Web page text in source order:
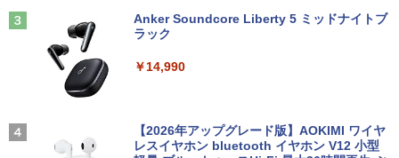
も対応可能 Win10）
indows11 超高性能 第10世代Core i5-10
35G1 8GB 爆速NVMe式256GB-SSD カ
Ryzen 5 N95/N97/N100/4300U/N150よ
り高性能
￥61,999
MINISFORUM｜ミニスフォーラム 超小
型 デスクトップパソコン LN150W(Wind
￥9,480
グレア フルHD 75Hz ブルーライト軽減
パネル 178度 広角 高解像度目に優しいフ
3
巻） 衛生と病院 [ 鈴木哲造 ]
和山やま作品4冊セット 小冊子＆アクリ
ルスタンド付き特装版 （ビームコミック
Anker Soundcore Liberty 5 ミッドナイトブ
ラック
￥14,990
【2026年アップグレード版】AOKIMI ワイヤ
レスイヤホン bluetooth イヤホン V12 小型